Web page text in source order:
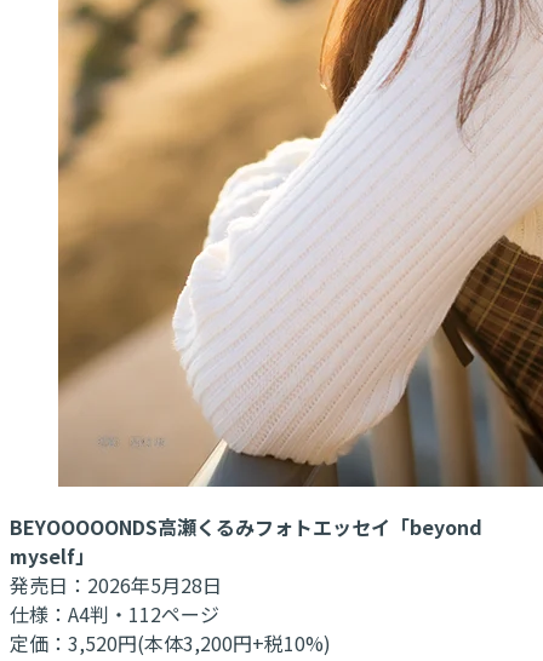
BEYOOOOONDS高瀬くるみフォトエッセイ「beyond
myself」
発売日：2026年5月28日
仕様：A4判・112ページ
定価：3,520円(本体3,200円+税10%)